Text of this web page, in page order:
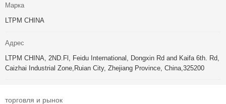
Марка
LTPM CHINA
Адрес
LTPM CHINA, 2ND.Fl, Feidu International, Dongxin Rd and Kaifa 6th. Rd,
Caizhai Industrial Zone,Ruian City, Zhejiang Province, China,325200
торговля и рынок